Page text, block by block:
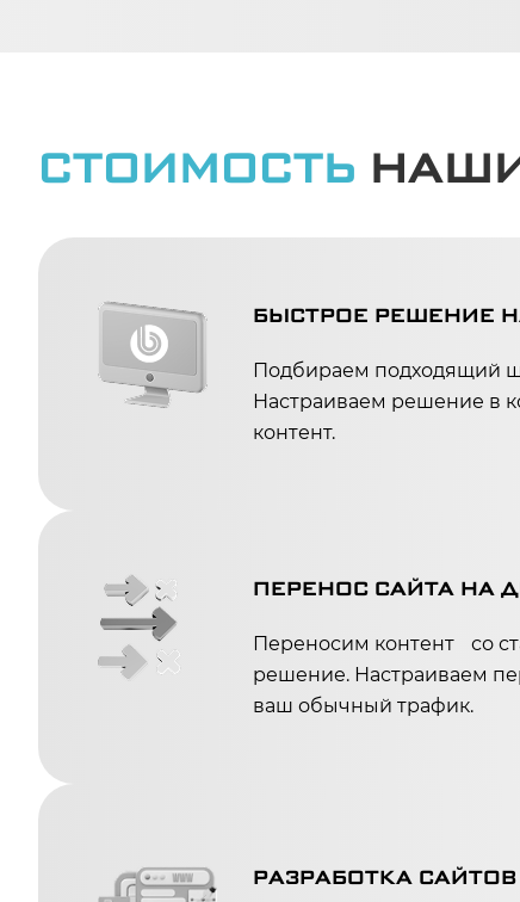
СТОИМОСТЬ
БЫСТРОЕ РЕШЕНИЕ
Подбираем подходящий
Настраиваем решение в
контент.
ПЕРЕНОС САЙТА НА
Переносим контент со
решение. Настраиваем
ваш обычный трафик.
РАЗРАБОТКА САЙТОВ